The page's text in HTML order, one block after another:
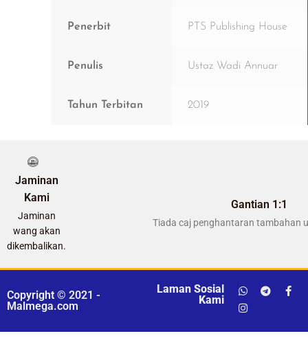
Penerbit PTS Publishing House
Penulis Ustaz Wadi Annuar
Tahun Terbitan 2019
Jaminan
Kami
Jaminan
wang akan
dikembalikan.
Gantian 1:1
Tiada caj penghantaran tambahan
Copyright © 2021 -
Malmega.com
Laman Sosial
Kami